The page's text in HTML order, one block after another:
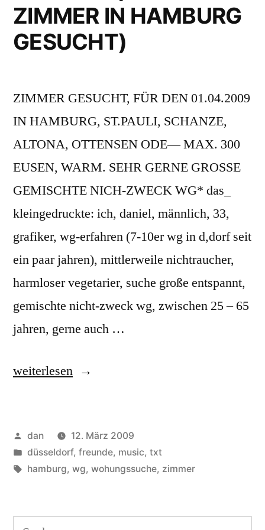
2014
in
HH)
ZIMMER IN HAMBURG
GESUCHT)
ZIMMER GESUCHT, FÜR DEN 01.04.2009
IN HAMBURG, ST.PAULI, SCHANZE,
ALTONA, OTTENSEN ODE— MAX. 300
EUSEN, WARM. SEHR GERNE GROSSE
GEMISCHTE NICH-ZWECK WG* das_
kleingedruckte: ich, daniel, männlich, 33,
grafiker, wg-erfahren (7-10er wg in d,dorf seit
ein paar jahren), mittlerweile nichtraucher,
harmloser vegetarier, suche große entspannt,
gemischte nicht-zweck wg, zwischen 25 – 65
jahren, gerne auch …
„DD
HH
(WG-
weiterlesen
Veröffentlicht
von
dan
12. März 2009
Veröffentlicht
unter
düsseldorf, freunde, music, txt
Schlagwörter:
hamburg, wg, wohungssuche, zimmer